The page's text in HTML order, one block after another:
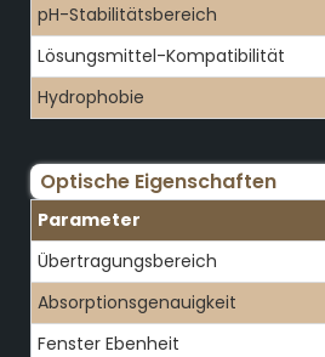
pH-Stabilitätsbereich
Lösungsmittel-Kompatibilität
Hydrophobie
Optische Eigenschaften
Parameter
Übertragungsbereich
Absorptionsgenauigkeit
Fenster Ebenheit